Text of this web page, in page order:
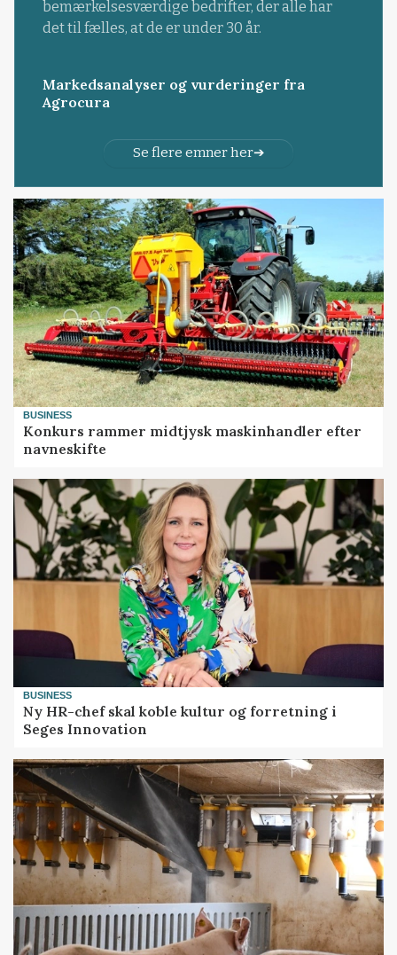
bemærkelsesværdige bedrifter, der alle har
det til fælles, at de er under 30 år.
Markedsanalyser og vurderinger fra
Agrocura
Se flere emner her
BUSINESS
Konkurs rammer midtjysk maskinhandler efter
navneskifte
BUSINESS
Ny HR-chef skal koble kultur og forretning i
Seges Innovation